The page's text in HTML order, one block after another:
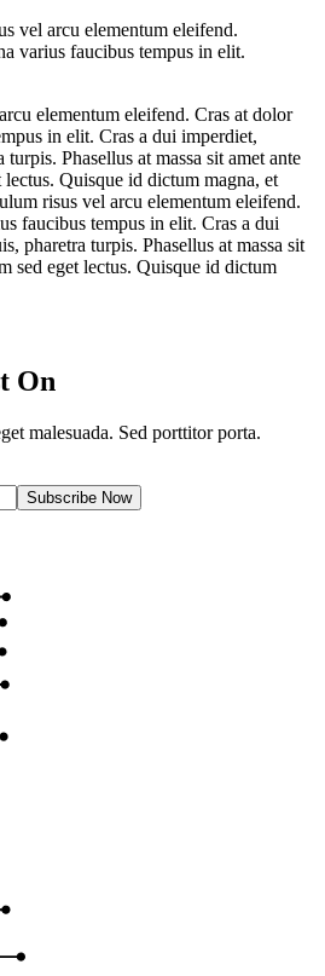
vel arcu elementum eleifend.
varius faucibus tempus in elit.
elementum eleifend. Cras at dolor
in elit. Cras a dui imperdiet,
Phasellus at massa sit amet ante
lectus. Quisque id dictum magna, et
risus vel arcu elementum eleifend.
faucibus tempus in elit. Cras a dui
pharetra turpis. Phasellus at massa sit
sed eget lectus. Quisque id dictum
On
malesuada. Sed porttitor porta.
Subscribe Now